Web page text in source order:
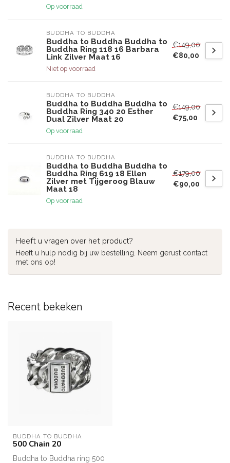
Op voorraad
BUDDHA TO BUDDHA
Buddha to Buddha Buddha to
Buddha Ring 118 16 Barbara
Link Zilver Maat 16
Niet op voorraad
€149,00
€80,00
BUDDHA TO BUDDHA
Buddha to Buddha Buddha to
Buddha Ring 340 20 Esther
Dual Zilver Maat 20
Op voorraad
€149,00
€75,00
BUDDHA TO BUDDHA
Buddha to Buddha Buddha to
Buddha Ring 619 18 Ellen
Zilver met Tijgeroog Blauw
Maat 18
Op voorraad
€179,00
€90,00
Heeft u vragen over het product?
Heeft u hulp nodig bij uw bestelling. Neem gerust contact
met ons op!
Recent bekeken
BUDDHA TO BUDDHA
500 Chain 20
Buddha to Buddha ring 500